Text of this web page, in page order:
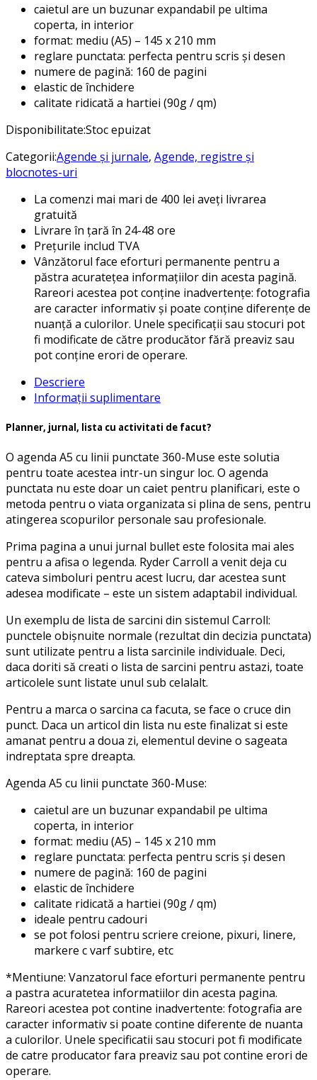
caietul are un buzunar expandabil pe ultima
coperta, in interior
format: mediu (A5) – 145 x 210 mm
reglare punctata: perfecta pentru scris și desen
numere de pagină: 160 de pagini
elastic de închidere
calitate ridicată a hartiei (90g / qm)
Disponibilitate:Stoc epuizat
Categorii:Agende și jurnale, Agende, registre și
blocnotes-uri
La comenzi mai mari de 400 lei aveți livrarea
gratuită
Livrare în țară în 24-48 ore
Prețurile includ TVA
Vânzătorul face eforturi permanente pentru a
păstra acuratețea informațiilor din acesta pagină.
Rareori acestea pot conține inadvertențe: fotografia
are caracter informativ și poate conține diferențe de
nuanță a culorilor. Unele specificații sau stocuri pot
fi modificate de către producător fără preaviz sau
pot conține erori de operare.
Descriere
Informații suplimentare
Planner, jurnal, lista cu activitati de facut?
O agenda A5 cu linii punctate 360-Muse este solutia
pentru toate acestea intr-un singur loc. O agenda
punctata nu este doar un caiet pentru planificari, este o
metoda pentru o viata organizata si plina de sens, pentru
atingerea scopurilor personale sau profesionale.
Prima pagina a unui jurnal bullet este folosita mai ales
pentru a afisa o legenda. Ryder Carroll a venit deja cu
cateva simboluri pentru acest lucru, dar acestea sunt
adesea modificate – este un sistem adaptabil individual.
Un exemplu de lista de sarcini din sistemul Carroll:
punctele obișnuite normale (rezultat din decizia punctata)
sunt utilizate pentru a lista sarcinile individuale. Deci,
daca doriti să creati o lista de sarcini pentru astazi, toate
articolele sunt listate unul sub celalalt.
Pentru a marca o sarcina ca facuta, se face o cruce din
punct. Daca un articol din lista nu este finalizat si este
amanat pentru a doua zi, elementul devine o sageata
indreptata spre dreapta.
Agenda A5 cu linii punctate 360-Muse:
caietul are un buzunar expandabil pe ultima
coperta, in interior
format: mediu (A5) – 145 x 210 mm
reglare punctata: perfecta pentru scris și desen
numere de pagină: 160 de pagini
elastic de închidere
calitate ridicată a hartiei (90g / qm)
ideale pentru cadouri
se pot folosi pentru scriere creione, pixuri, linere,
markere c varf subtire, etc
*Mentiune: Vanzatorul face eforturi permanente pentru
a pastra acuratetea informatiilor din acesta pagina.
Rareori acestea pot contine inadvertente: fotografia are
caracter informativ si poate contine diferente de nuanta
a culorilor. Unele specificatii sau stocuri pot fi modificate
de catre producator fara preaviz sau pot contine erori de
operare.